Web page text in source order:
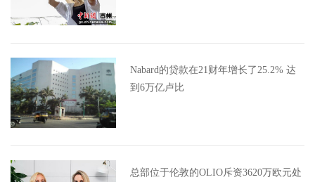
Nabard的贷款在21财年增长了25.2% 达
到6万亿卢比
总部位于伦敦的OLIO斥资3620万欧元处